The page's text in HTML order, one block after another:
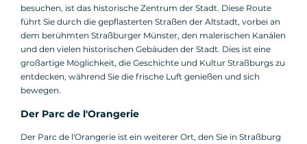
besuchen, ist das historische Zentrum der Stadt. Diese Route
führt Sie durch die gepflasterten Straßen der Altstadt, vorbei an
dem berühmten Straßburger Münster, den malerischen Kanälen
und den vielen historischen Gebäuden der Stadt. Dies ist eine
großartige Möglichkeit, die Geschichte und Kultur Straßburgs zu
entdecken, während Sie die frische Luft genießen und sich
bewegen.
Der Parc de l'Orangerie
Der Parc de l'Orangerie ist ein weiterer Ort, den Sie in Straßburg